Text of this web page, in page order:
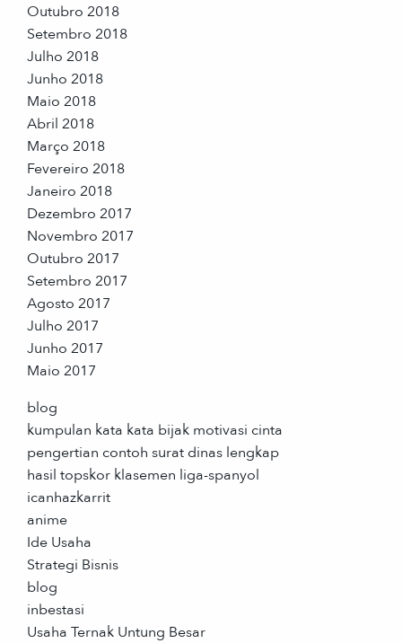
Outubro 2018
Setembro 2018
Julho 2018
Junho 2018
Maio 2018
Abril 2018
Março 2018
Fevereiro 2018
Janeiro 2018
Dezembro 2017
Novembro 2017
Outubro 2017
Setembro 2017
Agosto 2017
Julho 2017
Junho 2017
Maio 2017
blog
kumpulan kata kata bijak motivasi cinta
pengertian contoh surat dinas lengkap
hasil topskor klasemen liga-spanyol
icanhazkarrit
anime
Ide Usaha
Strategi Bisnis
blog
inbestasi
Usaha Ternak Untung Besar